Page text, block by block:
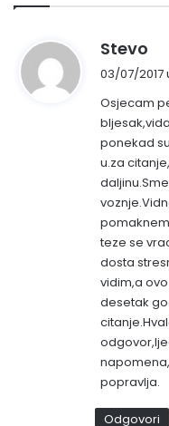
Stevo
a
i
s
a
o
:
03/07/2017
Osjecam
ponekad
u.za
teze se
dosta
vidim,a
desetak
popravlja.
Odgovori